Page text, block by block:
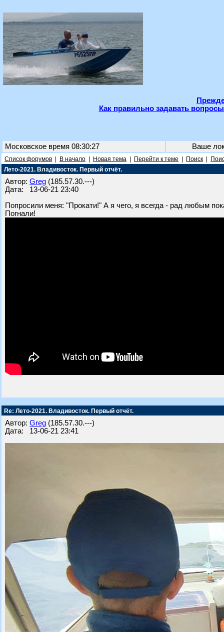
Как правильно задавать
Московское время 08:30:27 Ваше
Список форумов В начало Новая тема Перейти к теме Поиск
Лето-2021. Владивосток. Первый отчёт.
Автор: Greg (185.57.30.---)
Дата: 13-06-21 23:40
Попросили меня: "Прокати!" А я чего, я всегда - рад любым
Погнали!
Re: Лето-2021. Владивосток. Первый отчёт.
Автор: Greg (185.57.30.---)
Дата: 13-06-21 23:41